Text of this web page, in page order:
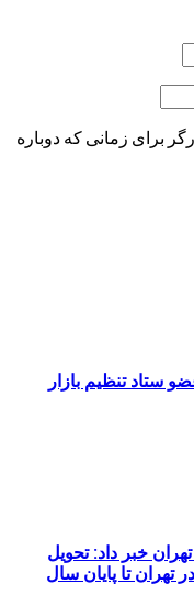
برای زمانی که دوباره
ستاد تنظیم بازار
خبر داد: تحویل